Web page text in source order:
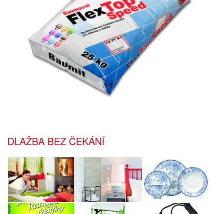
DLAŽBA BEZ ČEKÁNÍ